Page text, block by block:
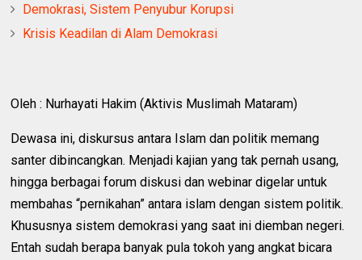
Demokrasi, Sistem Penyubur Korupsi
Krisis Keadilan di Alam Demokrasi
Oleh : Nurhayati Hakim (Aktivis Muslimah Mataram)
Dewasa ini, diskursus antara Islam dan politik memang
santer dibincangkan. Menjadi kajian yang tak pernah usang,
hingga berbagai forum diskusi dan webinar digelar untuk
membahas “pernikahan” antara islam dengan sistem politik.
Khususnya sistem demokrasi yang saat ini diemban negeri.
Entah sudah berapa banyak pula tokoh yang angkat bicara